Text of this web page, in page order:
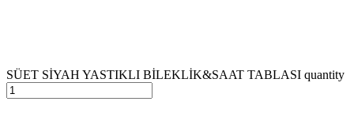
SÜET SİYAH YASTIKLI BİLEKLİK&SAAT TABLASI quantity